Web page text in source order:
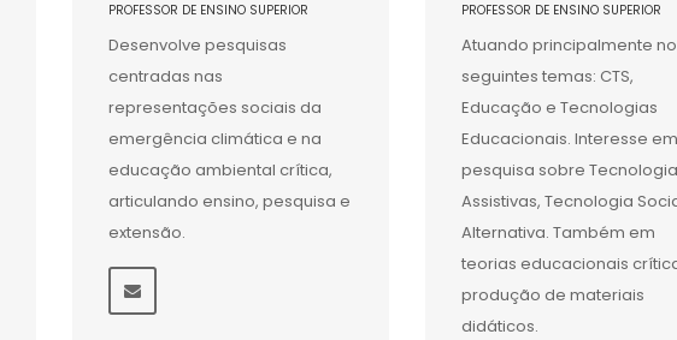
PROFESSOR DE ENSINO SUPERIOR
Desenvolve pesquisas
centradas nas
representações sociais da
emergência climática e na
educação ambiental crítica,
articulando ensino, pesquisa e
extensão.
PROFESSOR DE ENSINO SUPERIOR
Atuando principalmente
seguintes temas: CTS,
Educação e Tecnologias
Educacionais. Interesse em
pesquisa sobre
Assistivas, Tecnologia
Alternativa. Também em
teorias educacionais
produção de materiais
didáticos.